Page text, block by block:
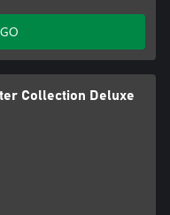
Collection Deluxe